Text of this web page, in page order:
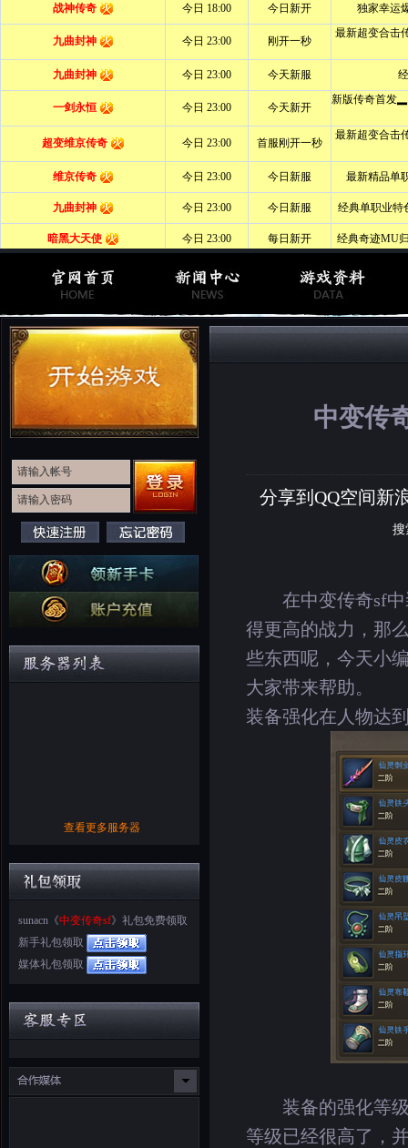
查看更多服务器
sunacn《中变传奇sf》礼包免费领取
新手礼包领取
媒体礼包领取
中变传
分享到 QQ空间新
搜
在中变传奇sf中
得更高的战力，那
些东西呢，今天小
大家带来帮助。
装备强化在人物达
装备的强化等级
等级已经很高了，